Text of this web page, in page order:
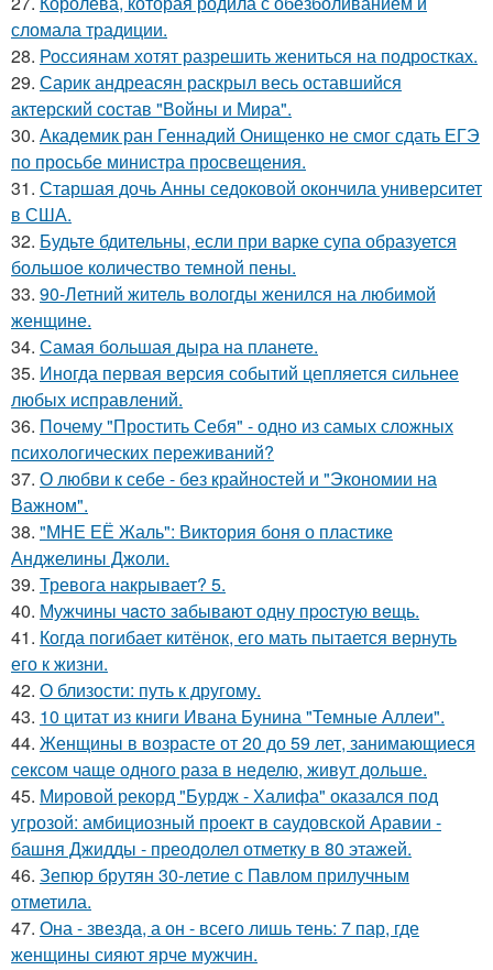
сломала традиции.
28. Россиянам хотят разрешить жениться на подростках.
29. Сарик андреасян раскрыл весь оставшийся
актерский состав "Войны и Мира".
30. Академик ран Геннадий Онищенко не смог сдать ЕГЭ
по просьбе министра просвещения.
31. Старшая дочь Анны седоковой окончила университет
в США.
32. Будьте бдительны, если при варке супа образуется
большое количество темной пены.
33. 90-Летний житель вологды женился на любимой
женщине.
34. Самая большая дыра на планете.
35. Иногда первая версия событий цепляется сильнее
любых исправлений.
36. Почему "Простить Себя" - одно из самых сложных
психологических переживаний?
37. О любви к себе - без крайностей и "Экономии на
Важном".
38. "МНЕ ЕЁ Жаль": Виктория боня о пластике
Анджелины Джоли.
39. Тревога накрывает? 5.
40. Мужчины чacтo зaбывaют oдну пpocтую вeщь.
41. Когда погибает китёнок, его мать пытается вернуть
его к жизни.
42. О близости: путь к другому.
43. 10 цитат из книги Ивана Бунина "Темные Аллеи".
44. Женщины в возрасте от 20 до 59 лет, занимающиеся
сексом чаще одного раза в неделю, живут дольше.
45. Мировой рекорд "Бурдж - Халифа" оказался под
угрозой: амбициозный проект в саудовской Аравии -
башня Джидды - преодолел отметку в 80 этажей.
46. Зепюр брутян 30-летие с Павлом прилучным
отметила.
47. Она - звезда, а он - всего лишь тень: 7 пар, где
женщины сияют ярче мужчин.